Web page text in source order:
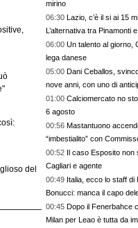
del
mirino
06:30 Lazio, c’è il si ai 15
L’alternativa tra Pinamonti
06:00 Un talento al giorno,
lega danese
05:00 Dani Ceballos,
nove anni, con uno di
01:00 Calciomercato no
6 agosto
00:56 Mastantuono
“imbestialito” con
00:52 Il caso Esposito non
Cagliari e agente
00:49 Italia, ecco lo staff di
Bonucci: manca il capo
00:45 Dopo il Fenerbahce
Milan per Leao è tutta da